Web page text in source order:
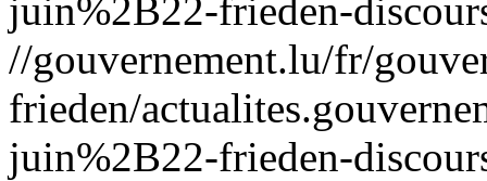
juin%2B22-frieden-
//gouvernement.lu/fr/
frieden/
juin%2B22-frieden-